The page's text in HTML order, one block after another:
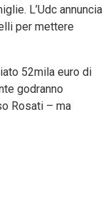
L’Udc annuncia
per mettere
52mila euro di
godranno
Rosati – ma